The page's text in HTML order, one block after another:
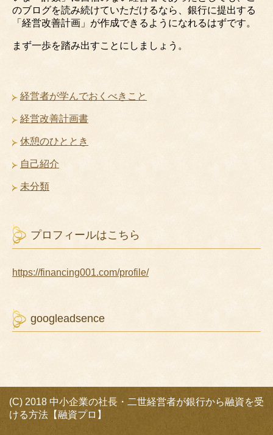
のブログを読み続けていただけるなら、銀行に提出する
「経営改善計画」が作成できるようになれるはずです。
まず一歩を踏み出すことにしましょう。
経営者が学んでおくべきこと
経営改善計画書
休憩のひととき
自己紹介
未分類
プロフィールはこちら
https://financing001.com/profile/
googleadsence
(C) 2018 中小企業の社長・二世経営者が銀行から融資を受
ける方法【融資プロ】